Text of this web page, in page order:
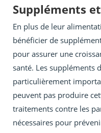
Suppléments
En plus de leur
bénéficier de
pour assurer une
santé. Les suppléments
particulièrement
peuvent pas produire
traitements contre les
nécessaires pour